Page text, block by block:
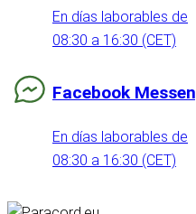
En días laborables de
08:30 a 16:30 (CET)
Facebook
En días laborables de
08:30 a 16:30 (CET)